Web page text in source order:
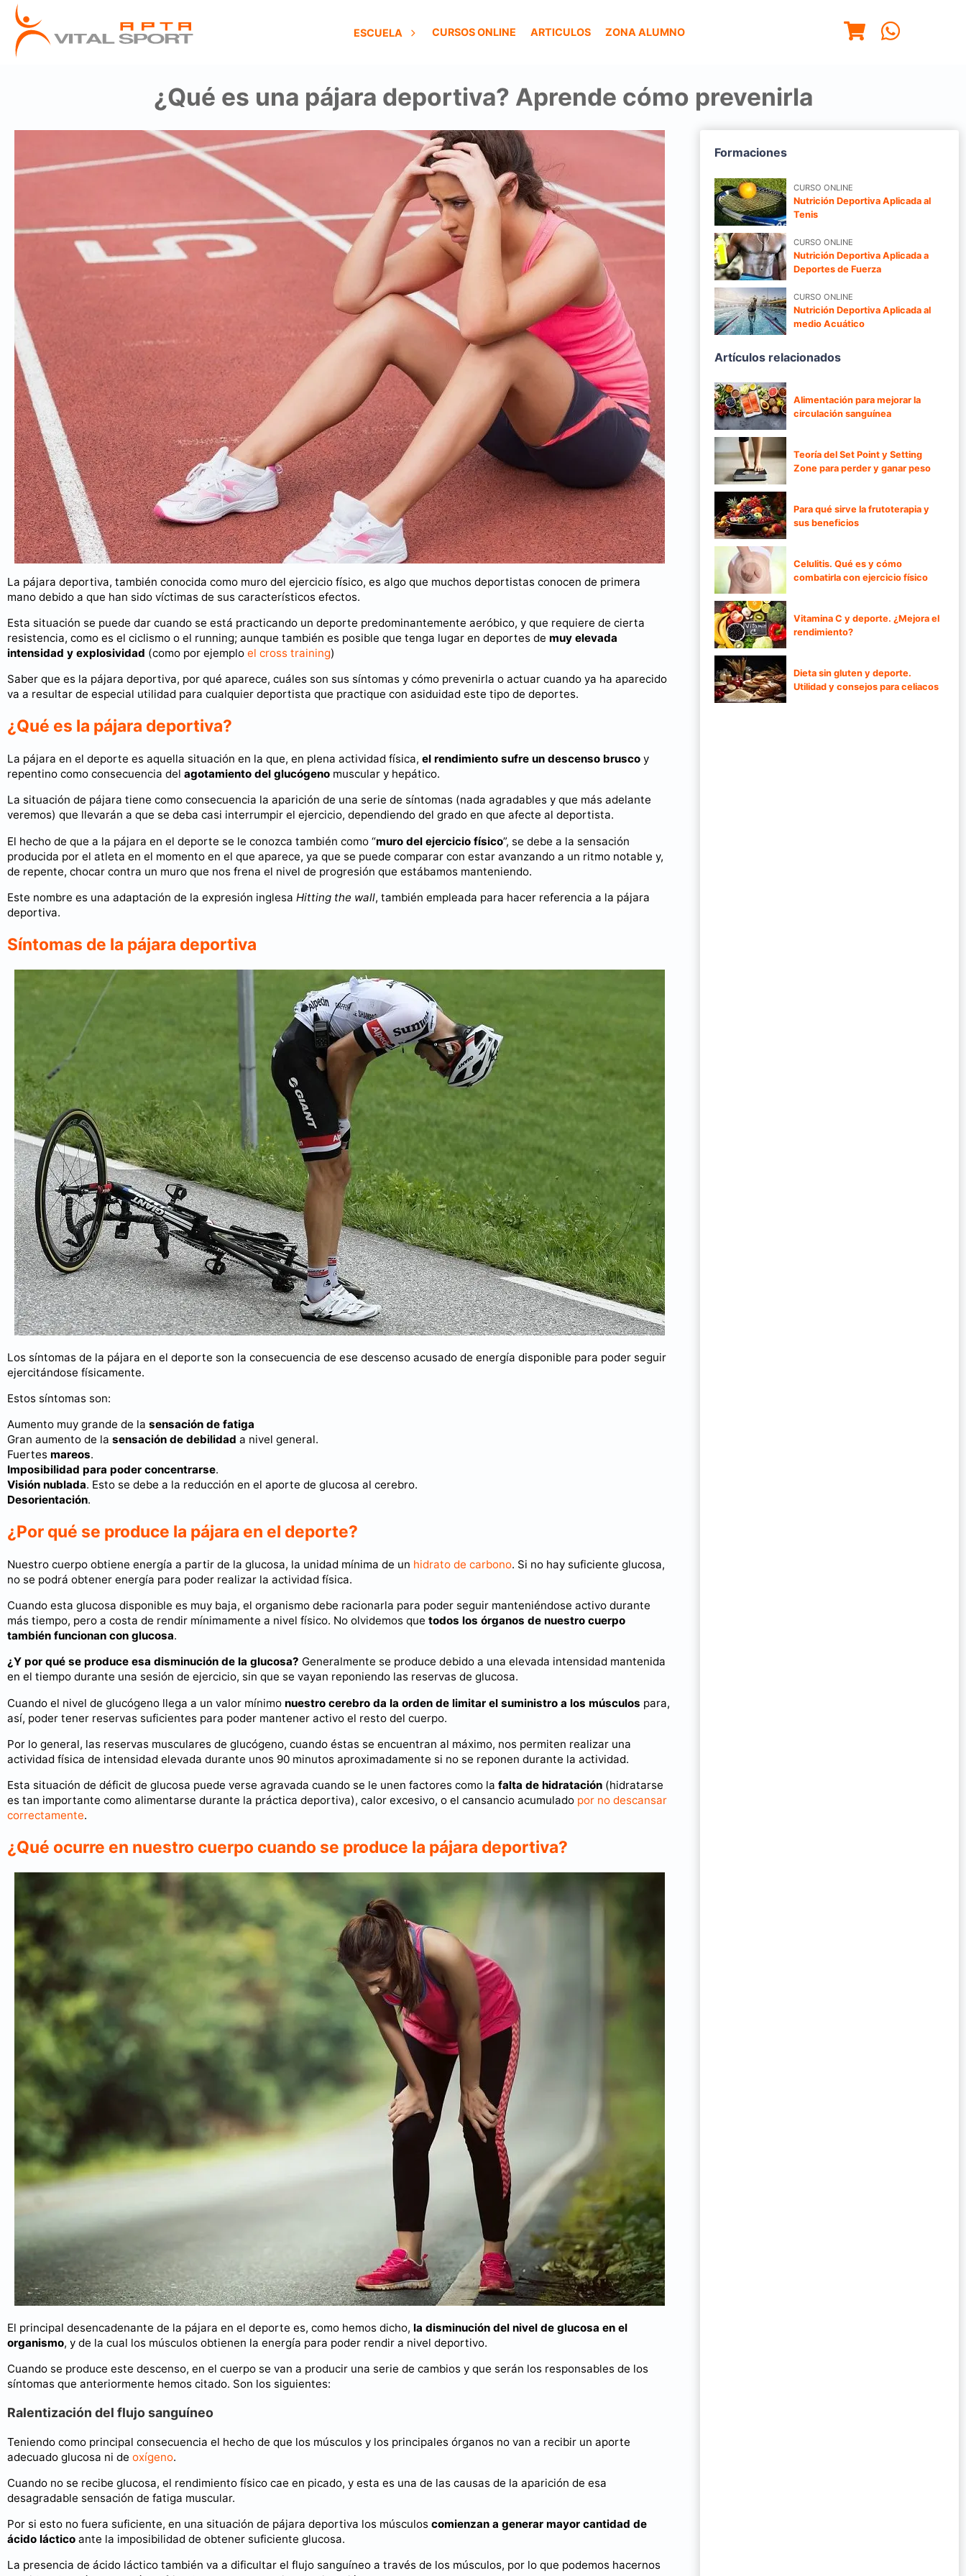
ESCUELA CURSOS ONLINE ARTICULOS ZONA ALUMNO
¿Qué es una pájara deportiva? Aprende cómo prevenirla
La pájara deportiva, también conocida como muro del ejercicio físico, es algo que muchos deportistas conocen de primera
mano debido a que han sido víctimas de sus característicos efectos.
Esta situación se puede dar cuando se está practicando un deporte predominantemente aeróbico, y que requiere de cierta
resistencia, como es el ciclismo o el running; aunque también es posible que tenga lugar en deportes de muy elevada
intensidad y explosividad (como por ejemplo el cross training)
Saber que es la pájara deportiva, por qué aparece, cuáles son sus síntomas y cómo prevenirla o actuar cuando ya ha aparecido
va a resultar de especial utilidad para cualquier deportista que practique con asiduidad este tipo de deportes.
¿Qué es la pájara deportiva?
La pájara en el deporte es aquella situación en la que, en plena actividad física, el rendimiento sufre un descenso brusco y
repentino como consecuencia del agotamiento del glucógeno muscular y hepático.
La situación de pájara tiene como consecuencia la aparición de una serie de síntomas (nada agradables y que más adelante
veremos) que llevarán a que se deba casi interrumpir el ejercicio, dependiendo del grado en que afecte al deportista.
El hecho de que a la pájara en el deporte se le conozca también como “muro del ejercicio físico”, se debe a la sensación
producida por el atleta en el momento en el que aparece, ya que se puede comparar con estar avanzando a un ritmo notable y,
de repente, chocar contra un muro que nos frena el nivel de progresión que estábamos manteniendo.
Este nombre es una adaptación de la expresión inglesa Hitting the wall, también empleada para hacer referencia a la pájara
deportiva.
Síntomas de la pájara deportiva
Los síntomas de la pájara en el deporte son la consecuencia de ese descenso acusado de energía disponible para poder seguir
ejercitándose físicamente.
Estos síntomas son:
Aumento muy grande de la sensación de fatiga
Gran aumento de la sensación de debilidad a nivel general.
Fuertes mareos.
Imposibilidad para poder concentrarse.
Visión nublada. Esto se debe a la reducción en el aporte de glucosa al cerebro.
Desorientación.
¿Por qué se produce la pájara en el deporte?
Nuestro cuerpo obtiene energía a partir de la glucosa, la unidad mínima de un hidrato de carbono. Si no hay suficiente glucosa,
no se podrá obtener energía para poder realizar la actividad física.
Cuando esta glucosa disponible es muy baja, el organismo debe racionarla para poder seguir manteniéndose activo durante
más tiempo, pero a costa de rendir mínimamente a nivel físico. No olvidemos que todos los órganos de nuestro cuerpo
también funcionan con glucosa.
¿Y por qué se produce esa disminución de la glucosa? Generalmente se produce debido a una elevada intensidad mantenida
en el tiempo durante una sesión de ejercicio, sin que se vayan reponiendo las reservas de glucosa.
Cuando el nivel de glucógeno llega a un valor mínimo nuestro cerebro da la orden de limitar el suministro a los músculos para,
así, poder tener reservas suficientes para poder mantener activo el resto del cuerpo.
Por lo general, las reservas musculares de glucógeno, cuando éstas se encuentran al máximo, nos permiten realizar una
actividad física de intensidad elevada durante unos 90 minutos aproximadamente si no se reponen durante la actividad.
Esta situación de déficit de glucosa puede verse agravada cuando se le unen factores como la falta de hidratación (hidratarse
es tan importante como alimentarse durante la práctica deportiva), calor excesivo, o el cansancio acumulado por no descansar
correctamente.
¿Qué ocurre en nuestro cuerpo cuando se produce la pájara deportiva?
El principal desencadenante de la pájara en el deporte es, como hemos dicho, la disminución del nivel de glucosa en el
organismo, y de la cual los músculos obtienen la energía para poder rendir a nivel deportivo.
Cuando se produce este descenso, en el cuerpo se van a producir una serie de cambios y que serán los responsables de los
síntomas que anteriormente hemos citado. Son los siguientes:
Ralentización del flujo sanguíneo
Teniendo como principal consecuencia el hecho de que los músculos y los principales órganos no van a recibir un aporte
adecuado glucosa ni de oxígeno.
Cuando no se recibe glucosa, el rendimiento físico cae en picado, y esta es una de las causas de la aparición de esa
desagradable sensación de fatiga muscular.
Por si esto no fuera suficiente, en una situación de pájara deportiva los músculos comienzan a generar mayor cantidad de
ácido láctico ante la imposibilidad de obtener suficiente glucosa.
La presencia de ácido láctico también va a dificultar el flujo sanguíneo a través de los músculos, por lo que podemos hacernos
Formaciones
CURSO ONLINE
Nutrición Deportiva Aplicada al
Tenis
CURSO ONLINE
Nutrición Deportiva Aplicada a
Deportes de Fuerza
CURSO ONLINE
Nutrición Deportiva Aplicada al
medio Acuático
Artículos relacionados
Alimentación para mejorar la
circulación sanguínea
Teoría del Set Point y Setting
Zone para perder y ganar peso
Para qué sirve la frutoterapia y
sus beneficios
Celulitis. Qué es y cómo
combatirla con ejercicio físico
Vitamina C y deporte. ¿Mejora el
rendimiento?
Dieta sin gluten y deporte.
Utilidad y consejos para celiacos